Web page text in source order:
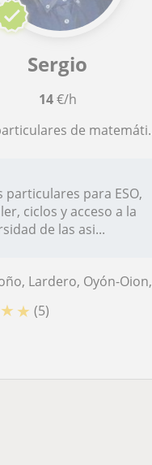
Sergio
14€/h
de matemáticas, biología, física y química
particulares para ESO,
ciclos y acceso a la
de las asi...
Oyón-Oion, Villamediana de Iregua
★ ★ (5)